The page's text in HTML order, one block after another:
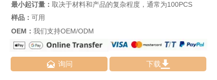
最小起订量： 取决于材料和产品的复杂程度，通常为100PCS
样品： 可用
OEM： 我们支持OEM/ODM
 询问 下载